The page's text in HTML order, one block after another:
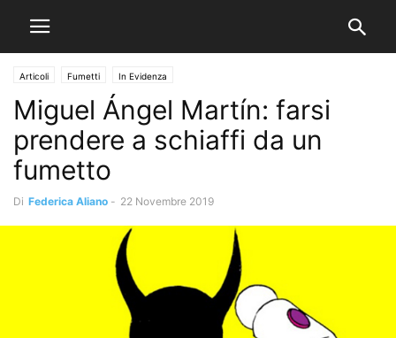
Articoli Fumetti In Evidenza
Miguel Ángel Martín: farsi
prendere a schiaffi da un
fumetto
Di Federica Aliano - 22 Novembre 2019